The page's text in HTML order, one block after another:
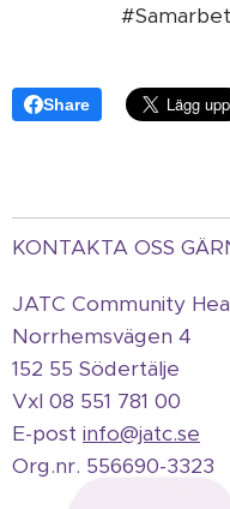
Share
KONTAKTA OSS
JATC Community
Norrhemsvägen 4
152 55 Södertälje
Vxl 08 551 781 00
E-post info@jatc.se
Org.nr. 556690-3323